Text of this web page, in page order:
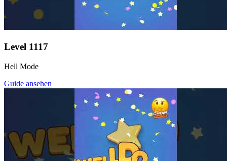
Level 1117
Hell Mode
Guide ansehen